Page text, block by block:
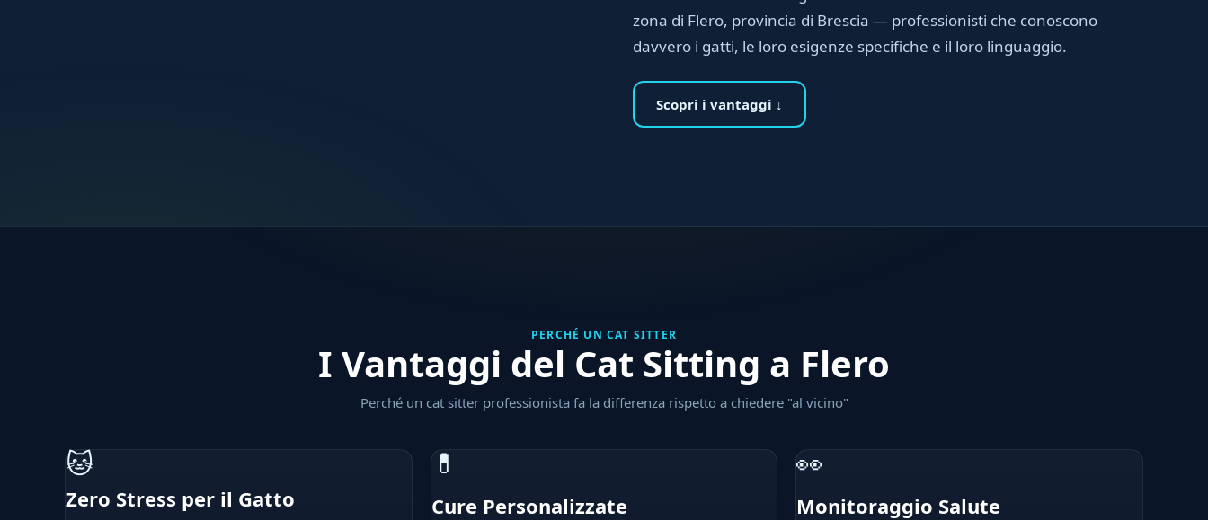
zona di Flero, provincia di Brescia — professionisti che conoscono
davvero i gatti, le loro esigenze specifiche e il loro linguaggio.
Scopri i vantaggi ↓
PERCHÉ UN CAT SITTER
I Vantaggi del Cat Sitting a Flero
Perché un cat sitter professionista fa la differenza rispetto a chiedere "al vicino"
🐱
Zero Stress per il Gatto
💊
Cure Personalizzate
👀
Monitoraggio Salute